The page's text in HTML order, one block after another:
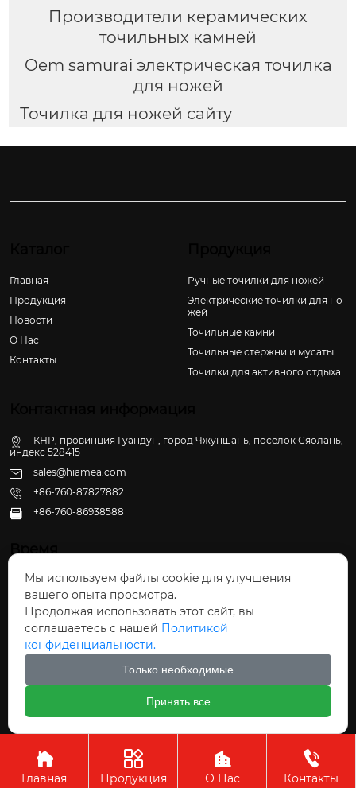
Производители керамических
точильных камней
Oem samurai электрическая точилка
для ножей
Точилка для ножей сайту
Главная
Продукция
Новости
О Hас
Контакты
Ручные точилки для ножей
Электрические точилки для но
жей
Точильные камни
Точильные стержни и мусаты
Точилки для активного отдыха
КНР, провинция Гуандун, город Чжуншань, посёлок Сяолань,
индекс 528415
sales@hiamea.com
+86-760-87827882
 +86-760-86938588
Время
Пн - Пт: 09:30 - 22:00
Сб - Вс: 10:00 - 22:30
Авторское право©ООО Чжуншань Хайвэй
Кухонные Принадлежности

Главная

Продукция

О Нас

Контакты
Мы используем файлы cookie для улучшения
вашего опыта просмотра.
Продолжая использовать этот сайт, вы
соглашаетесь с нашей Политикой
конфиденциальности.
Только необходимые
Принять все